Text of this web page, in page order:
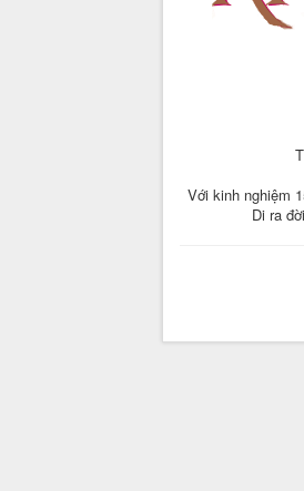
Với kinh nghiệm
Di ra